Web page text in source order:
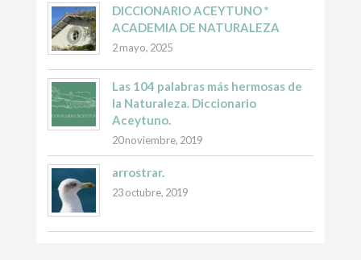
DICCIONARIO ACEYTUNO *
ACADEMIA DE NATURALEZA
2 mayo, 2025
Las 104 palabras más hermosas de
la Naturaleza. Diccionario
Aceytuno.
20 noviembre, 2019
arrostrar.
23 octubre, 2019